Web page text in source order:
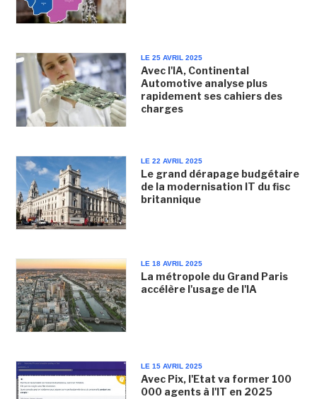
LE 25 AVRIL 2025
Avec l'IA, Continental
Automotive analyse plus
rapidement ses cahiers des
charges
LE 22 AVRIL 2025
Le grand dérapage budgétaire
de la modernisation IT du fisc
britannique
LE 18 AVRIL 2025
La métropole du Grand Paris
accélère l'usage de l'IA
LE 15 AVRIL 2025
Avec Pix, l'Etat va former 100
000 agents à l'IT en 2025